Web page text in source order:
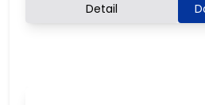
Detail